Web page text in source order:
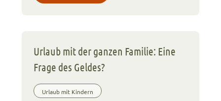
Urlaub mit der ganzen Familie: Eine
Frage des Geldes?
Urlaub mit Kindern